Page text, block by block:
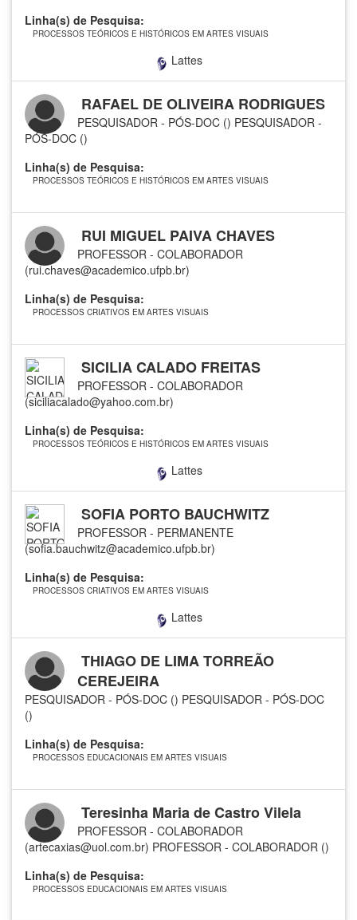
Linha(s) de Pesquisa:
PROCESSOS TEÓRICOS E HISTÓRICOS EM ARTES VISUAIS
Lattes
RAFAEL DE OLIVEIRA RODRIGUES
PESQUISADOR - PÓS-DOC () PESQUISADOR -
PÓS-DOC ()
Linha(s) de Pesquisa:
PROCESSOS TEÓRICOS E HISTÓRICOS EM ARTES VISUAIS
RUI MIGUEL PAIVA CHAVES
PROFESSOR - COLABORADOR
(rui.chaves@academico.ufpb.br)
Linha(s) de Pesquisa:
PROCESSOS CRIATIVOS EM ARTES VISUAIS
SICILIA CALADO FREITAS
PROFESSOR - COLABORADOR
(siciliacalado@yahoo.com.br)
Linha(s) de Pesquisa:
PROCESSOS TEÓRICOS E HISTÓRICOS EM ARTES VISUAIS
Lattes
SOFIA PORTO BAUCHWITZ
PROFESSOR - PERMANENTE
(sofia.bauchwitz@academico.ufpb.br)
Linha(s) de Pesquisa:
PROCESSOS CRIATIVOS EM ARTES VISUAIS
Lattes
THIAGO DE LIMA TORREÃO
CEREJEIRA
PESQUISADOR - PÓS-DOC () PESQUISADOR - PÓS-DOC
()
Linha(s) de Pesquisa:
PROCESSOS EDUCACIONAIS EM ARTES VISUAIS
Teresinha Maria de Castro Vilela
PROFESSOR - COLABORADOR
(artecaxias@uol.com.br) PROFESSOR - COLABORADOR ()
Linha(s) de Pesquisa:
PROCESSOS EDUCACIONAIS EM ARTES VISUAIS